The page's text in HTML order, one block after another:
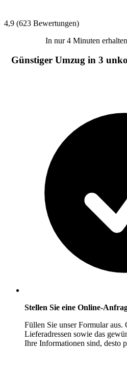
4,9 (623 Bewertungen)
In nur 4 Minuten
Günstiger Umzug in 3
Stellen Sie eine Online-
Füllen Sie unser Formular aus.
Lieferadressen sowie das
Ihre Informationen sind, desto